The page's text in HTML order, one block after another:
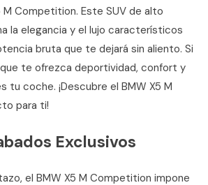
M Competition. Este SUV de alto
la elegancia y el lujo característicos
bruta que te dejará sin aliento. Si
te ofrezca deportividad, confort y
tu coche. ¡Descubre el BMW X5 M
para ti!
Exclusivos
el BMW X5 M Competition impone